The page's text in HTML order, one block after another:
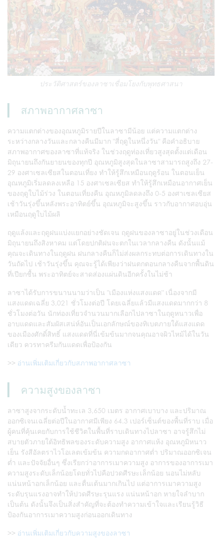
ประวัติศาสตร์ของลาซาเชื่อมโยงกับพุทธศาสนา
สภาพอากาศลาซา
ความแตกต่างของอุณหภูมิรายปีในลาซามีน้อย แต่ความแตกต่าง
ระหว่างกลางวันและกลางคืนมีมาก "สี่ฤดูในหนึ่งวัน" คือคำอธิบาย
สภาพอากาศของลาซาที่แท้จริง ในช่วงฤดูท่องเที่ยวสูงสุดตั้งแต่เดือน
มิถุนายนถึงกันยายนของทุกปี อุณหภูมิสูงสุดในลาซาสามารถสูงถึง 27-
29 องศาเซลเซียสในตอนเที่ยง ทำให้รู้สึกเหมือนฤดูร้อน ในตอนเย็น
อุณหภูมิเริ่มลดลงเหลือ 15 องศาเซลเซียส ทำให้รู้สึกเหมือนอากาศเย็น
ของฤดูใบไม้ร่วง ในตอนเที่ยงคืน อุณหภูมิลดลงถึง 0-5 องศาเซลเซียส
เช้าวันรุ่งขึ้นหลังพระอาทิตย์ขึ้น อุณหภูมิจะสูงขึ้น ราวกับอากาศอบอุ่น
เหมือนฤดูใบไม้ผลิ
ฤดูแล้งและฤดูฝนแบ่งแยกอย่างชัดเจน ฤดูฝนของลาซาอยู่ในช่วงเดือน
มิถุนายนถึงสิงหาคม แต่โดยปกติฝนจะตกในเวลากลางคืน ดังนั้นแม้
คุณจะเดินทางในฤดูฝน ฝนกลางคืนก็ไม่ส่งผลกระทบต่อการเดินทางใน
วันถัดไป เช้าวันรุ่งขึ้น คุณจะรู้ได้เพียงว่าฝนตกตอนกลางคืนจากพื้นดิน
ที่เปียกชื้น พระอาทิตย์จะสาดส่องแผ่นดินอีกครั้งในไม่ช้า
ลาซาได้รับการขนานนามว่าเป็น "เมืองแห่งแสงแดด" เนื่องจากมี
แสงแดดเฉลี่ย 3,021 ชั่วโมงต่อปี โดยเฉลี่ยแล้วมีแสงแดดมากกว่า 8
ชั่วโมงต่อวัน นักท่องเที่ยวจำนวนมากเลือกไปลาซาในฤดูหนาวเพื่อ
อาบแดดและสัมผัสเสน่ห์อันเป็นเอกลักษณ์ของทิเบตภายใต้แสงแดด
ของเมืองศักดิ์สิทธิ์ แสงแดดที่นี่เข้มข้นมากจนคุณอาจผิวไหม้ได้ในวัน
เดียว ควรทาครีมกันแดดเพื่อป้องกัน
>> อ่านเพิ่มเติมเกี่ยวกับสภาพอากาศลาซา
ความสูงของลาซา
ลาซาสูงจากระดับน้ำทะเล 3,650 เมตร อากาศเบาบาง และปริมาณ
ออกซิเจนเฉลี่ยต่อปีในอากาศมีเพียง 64.3 เปอร์เซ็นต์ของพื้นที่ราบ เมื่อ
ผู้คนที่คุ้นเคยกับการใช้ชีวิตในพื้นที่ราบเดินทางไปลาซา อาจรู้สึกไม่
สบายตัวภายใต้อิทธิพลของระดับความสูง อากาศแห้ง อุณหภูมิหนาว
เย็น รังสีอัลตราไวโอเลตเข้มข้น ความกดอากาศต่ำ ปริมาณออกซิเจน
ต่ำ และปัจจัยอื่นๆ ซึ่งเรียกว่าอาการเมาความสูง อาการของอาการเมา
ความสูงระดับเล็กน้อยโดยทั่วไปคือปวดศีรษะเล็กน้อย นอนไม่หลับ
แน่นหน้าอกเล็กน้อย และตื่นเต้นมากเกินไป แต่อาการเมาความสูง
ระดับรุนแรงอาจทำให้ปวดศีรษะรุนแรง แน่นหน้าอก หายใจลำบาก
เป็นต้น ดังนั้นจึงเป็นสิ่งสำคัญที่จะต้องทำความเข้าใจและเรียนรู้วิธี
ป้องกันอาการเมาความสูงก่อนออกเดินทาง
>> อ่านเพิ่มเติมเกี่ยวกับความสูงของลาซา